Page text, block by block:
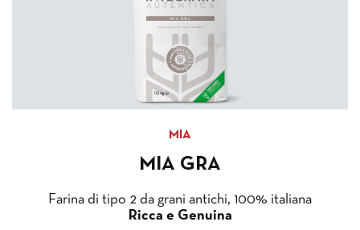
MIA
MIA GRA
Farina di tipo 2 da grani antichi, 100% italiana
Ricca e Genuina